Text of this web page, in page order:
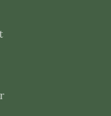
och
får växtsaft på